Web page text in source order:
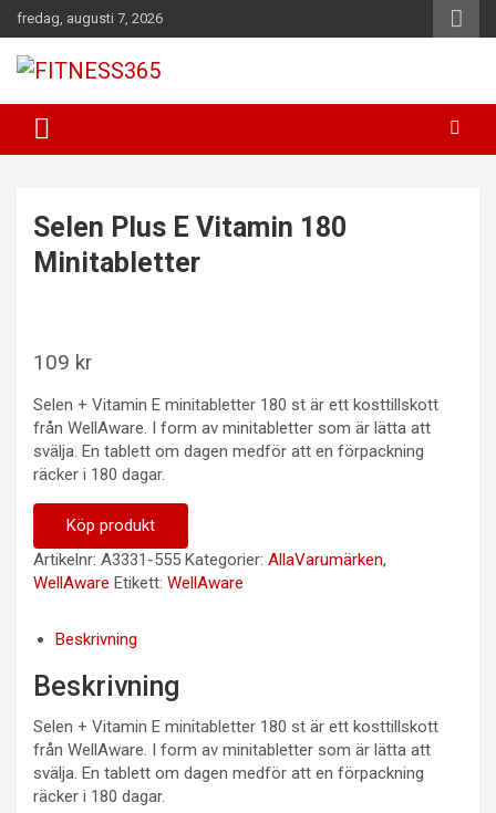
Hoppa
till
innehåll
fredag, augusti 7, 2026
FITNESS365
Selen Plus E Vitamin 180
Minitabletter
109 kr
Selen + Vitamin E minitabletter 180 st är ett kosttillskott
från WellAware. I form av minitabletter som är lätta att
svälja. En tablett om dagen medför att en förpackning
räcker i 180 dagar.
Köp produkt
Artikelnr: A3331-555 Kategorier: AllaVarumärken,
WellAware Etikett: WellAware
Beskrivning
Beskrivning
Selen + Vitamin E minitabletter 180 st är ett kosttillskott
från WellAware. I form av minitabletter som är lätta att
svälja. En tablett om dagen medför att en förpackning
räcker i 180 dagar.